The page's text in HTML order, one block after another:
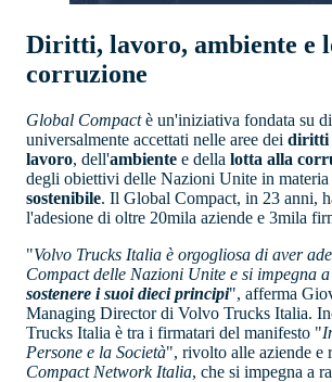
Diritti, lavoro, ambiente e
corruzione
Global Compactè un'iniziativa fondata su
universalmente accettati nelle aree dei diritti
lavoro, dell'ambiente e della lotta alla
degli obiettivi delle Nazioni Unite in materia
sostenibile. Il Global Compact, in 23 anni,
l'adesione di oltre 20mila aziende e 3mila
"Volvo Trucks Italia è orgogliosa di aver
Compact delle Nazioni Unite e si impegna a
sostenere i suoi dieci principi", afferma
Managing Director di Volvo Trucks Italia.
Trucks Italia è tra i firmatari del manifesto "
Persone e la Società", rivolto alle aziende e
Compact Network Italia, che si impegna a